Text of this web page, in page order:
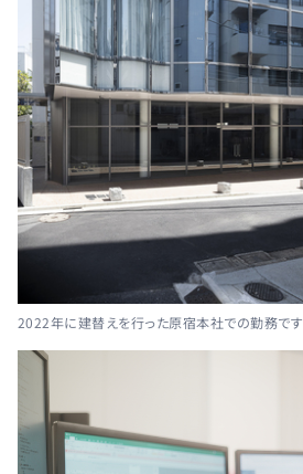
2022年に建替えを行った原宿本社での勤務です